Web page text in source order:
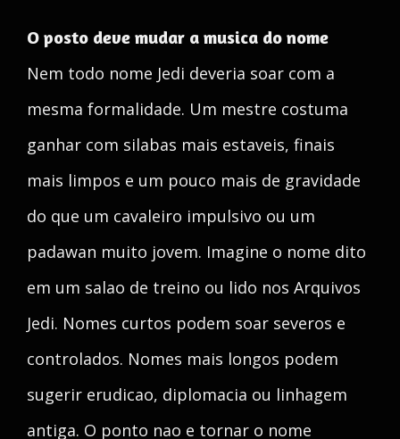
O posto deve mudar a musica do nome
Nem todo nome Jedi deveria soar com a
mesma formalidade. Um mestre costuma
ganhar com silabas mais estaveis, finais
mais limpos e um pouco mais de gravidade
do que um cavaleiro impulsivo ou um
padawan muito jovem. Imagine o nome dito
em um salao de treino ou lido nos Arquivos
Jedi. Nomes curtos podem soar severos e
controlados. Nomes mais longos podem
sugerir erudicao, diplomacia ou linhagem
antiga. O ponto nao e tornar o nome